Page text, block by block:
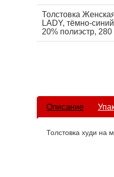
Толстовка
LADY, тёмно-
20% полиэстр, 280
Описание
Толстовка худи на